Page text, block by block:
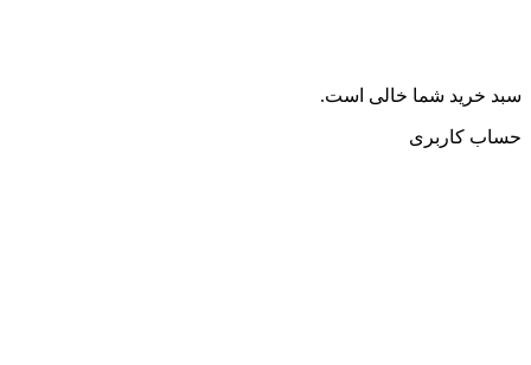
سبد خرید شما خالی است.
حساب کاربری